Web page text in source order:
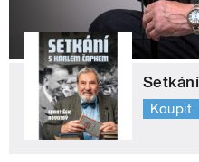
Koupit